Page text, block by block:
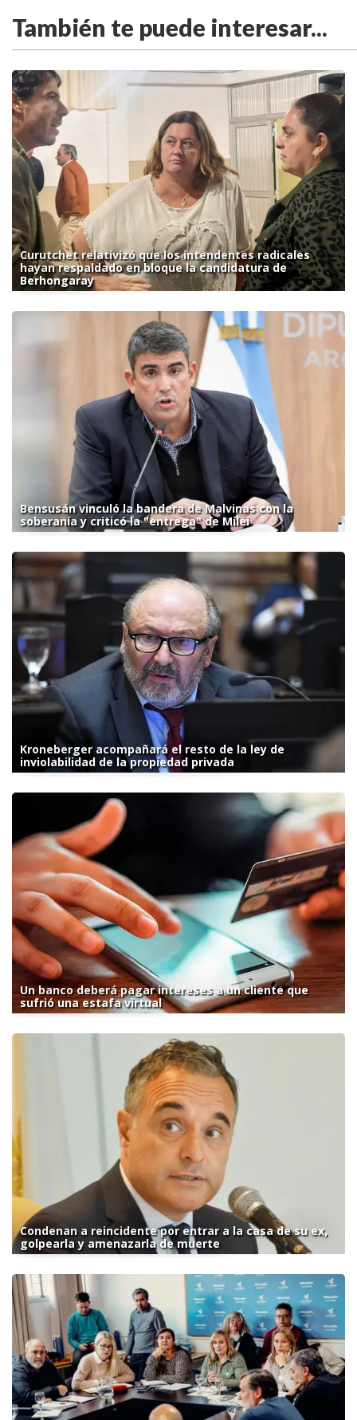
También te puede interesar...
Curutchet relativizó que los intendentes radicales
hayan respaldado en bloque la candidatura de
Berhongaray
Bensusán vinculó la bandera de Malvinas con la
soberanía y criticó la "entrega" de Milei
Kroneberger acompañará el resto de la ley de
inviolabilidad de la propiedad privada
Un banco deberá pagar intereses a un cliente que
sufrió una estafa virtual
Condenan a reincidente por entrar a la casa de su ex,
golpearla y amenazarla de muerte